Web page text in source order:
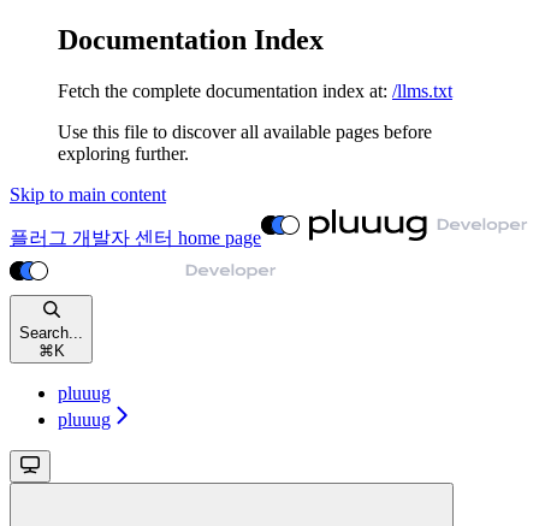
Documentation Index
Fetch the complete documentation index at: /llms.txt
Use this file to discover all available pages before
exploring further.
Skip to main content
플러그 개발자 센터 home page
Search...
⌘ K
pluuug
pluuug